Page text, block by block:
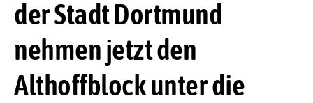
der Stadt Dortmund
nehmen jetzt den
Althoffblock unter die